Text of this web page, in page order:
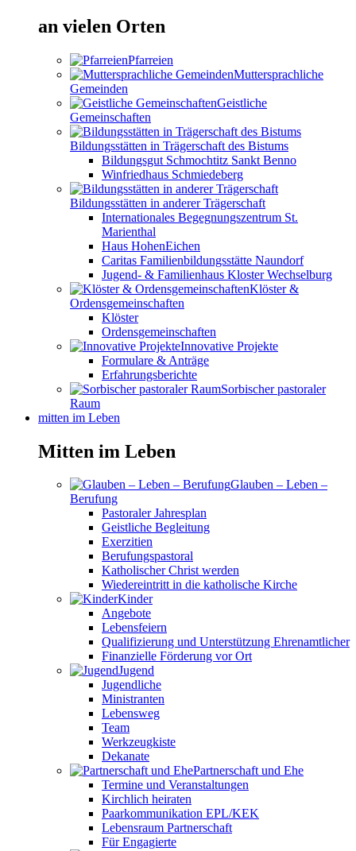
an vielen Orten
Pfarreien
Muttersprachliche
Gemeinden
Geistliche
Gemeinschaften
Bildungsstätten in Trägerschaft des Bistums
Bildungsgut Schmochtitz Sankt Benno
Winfriedhaus Schmiedeberg
Bildungsstätten in anderer Trägerschaft
Internationales Begegnungszentrum St.
Marienthal
Haus HohenEichen
Caritas Familienbildungsstätte Naundorf
Jugend- & Familienhaus Kloster Wechselburg
Klöster &
Ordensgemeinschaften
Klöster
Ordensgemeinschaften
Innovative Projekte
Formulare & Anträge
Erfahrungsberichte
Sorbischer pastoraler
Raum
mitten im Leben
Mitten im Leben
Glauben – Leben –
Berufung
Pastoraler Jahresplan
Geistliche Begleitung
Exerzitien
Berufungspastoral
Katholischer Christ werden
Wiedereintritt in die katholische Kirche
Kinder
Angebote
Lebensfeiern
Qualifizierung und Unterstützung Ehrenamtlicher
Finanzielle Förderung vor Ort
Jugend
Jugendliche
Ministranten
Lebensweg
Team
Werkzeugkiste
Dekanate
Partnerschaft und Ehe
Termine und Veranstaltungen
Kirchlich heiraten
Paarkommunikation EPL/KEK
Lebensraum Partnerschaft
Für Engagierte